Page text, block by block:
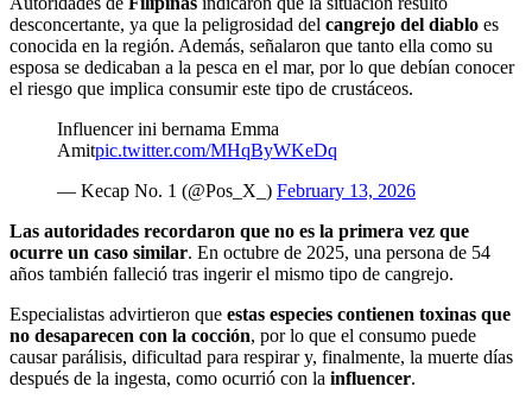
desconcertante, ya que la peligrosidad del cangrejo del diablo es
conocida en la región. Además, señalaron que tanto ella como su
esposa se dedicaban a la pesca en el mar, por lo que debían conocer
el riesgo que implica consumir este tipo de crustáceos.
Influencer ini bernama Emma
Amitpic.twitter.com/MHqByWKeDq
— Kecap No. 1 (@Pos_X_) February 13, 2026
Las autoridades recordaron que no es la primera vez que
ocurre un caso similar. En octubre de 2025, una persona de 54
años también falleció tras ingerir el mismo tipo de cangrejo.
Especialistas advirtieron que estas especies contienen toxinas que
no desaparecen con la cocción, por lo que el consumo puede
causar parálisis, dificultad para respirar y, finalmente, la muerte días
después de la ingesta, como ocurrió con la influencer.